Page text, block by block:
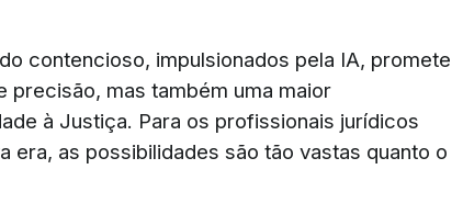
contencioso, impulsionados pela IA, promete
precisão, mas também uma maior
à Justiça. Para os profissionais jurídicos
era, as possibilidades são tão vastas quanto o